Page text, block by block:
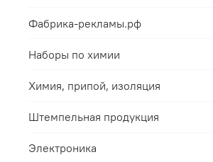
Фабрика-рекламы.рф
Наборы по химии
Химия, припой, изоляция
Штемпельная продукция
Электроника